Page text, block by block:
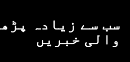
سب سے زیادہ
والی خبریں